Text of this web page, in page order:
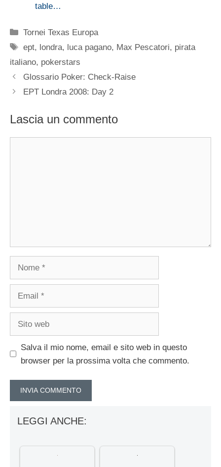
table…
Categorie
Tornei Texas Europa
Tag
ept, londra, luca pagano, Max Pescatori, pirata
italiano, pokerstars
Glossario Poker: Check-Raise
EPT Londra 2008: Day 2
Lascia un commento
Salva il mio nome, email e sito web in questo
browser per la prossima volta che commento.
LEGGI ANCHE: